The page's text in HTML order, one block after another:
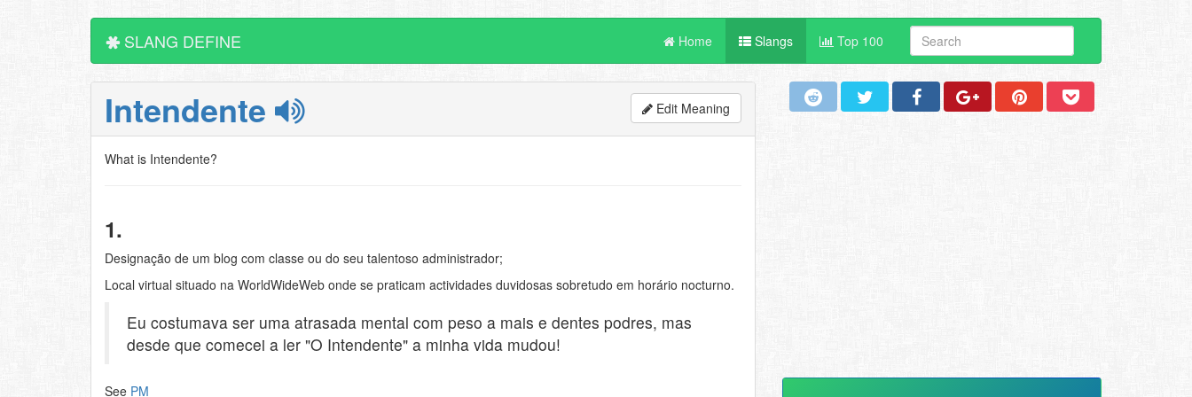
SLANG DEFINE Home Slangs Top 100
Intendente Edit Meaning
What is Intendente?
1.
Designação de um blog com classe ou do seu talentoso administrador;
Local virtual situado na WorldWideWeb onde se praticam actividades duvidosas sobretudo em horário nocturno.
Eu costumava ser uma atrasada mental com peso a mais e dentes podres, mas
desde que comecei a ler "O Intendente" a minha vida mudou!
See PM